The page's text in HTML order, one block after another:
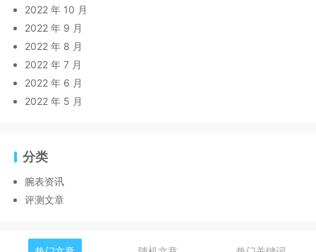
2022 年 10 月
2022 年 9 月
2022 年 8 月
2022 年 7 月
2022 年 6 月
2022 年 5 月
分类
腕表资讯
评测文章